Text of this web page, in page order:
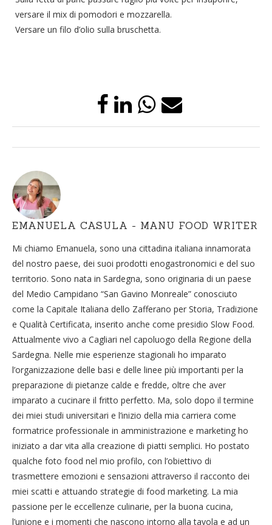
versare il mix di pomodori e mozzarella.
Versare un filo d’olio sulla bruschetta.
EMANUELA CASULA - MANU FOOD WRITER
Mi chiamo Emanuela, sono una cittadina italiana innamorata
del nostro paese, dei suoi prodotti enogastronomici e del suo
territorio. Sono nata in Sardegna, sono originaria di un paese
del Medio Campidano “San Gavino Monreale” conosciuto
come la Capitale Italiana dello Zafferano per Storia, Tradizione
e Qualità Certificata, inserito anche come presidio Slow Food.
Attualmente vivo a Cagliari nel capoluogo della Regione della
Sardegna. Nelle mie esperienze stagionali ho imparato
l’organizzazione delle basi e delle linee più importanti per la
preparazione di pietanze calde e fredde, oltre che aver
imparato a cucinare il fritto perfetto. Ma, solo dopo il termine
dei miei studi universitari e l’inizio della mia carriera come
formatrice professionale in amministrazione e marketing ho
iniziato a dar vita alla creazione di piatti semplici. Ho postato
qualche foto food nel mio profilo, con l’obiettivo di
trasmettere emozioni e sensazioni attraverso il racconto dei
miei scatti e attuando strategie di food marketing. La mia
passione per le eccellenze culinarie, per la buona cucina,
l’unione e i momenti che nascono intorno alla tavola e ad un